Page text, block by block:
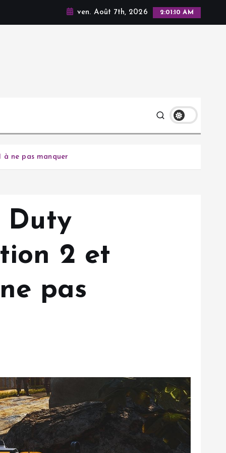
ven. Août 7th, 2026 2:01:12 AM
ne pas manquer
Duty
2 et
pas